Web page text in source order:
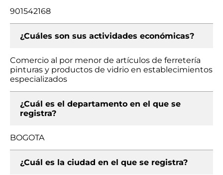
901542168
¿Cuáles son sus actividades económicas?
Comercio al por menor de artículos de ferretería
pinturas y productos de vidrio en establecimientos
especializados
¿Cuál es el departamento en el que se
registra?
BOGOTA
¿Cuál es la ciudad en el que se registra?